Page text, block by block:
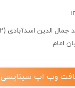
امام
وب اپ سیناپسی